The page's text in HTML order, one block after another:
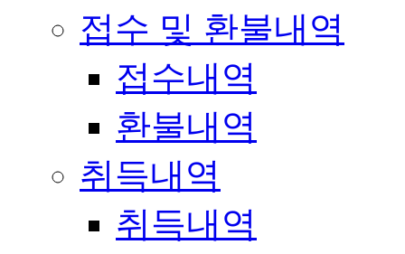
접수 및 환불내역
접수내역
환불내역
취득내역
취득내역